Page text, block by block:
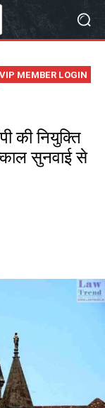
VIP MEMBER LOGIN
की नियुक्ति
सुनवाई से